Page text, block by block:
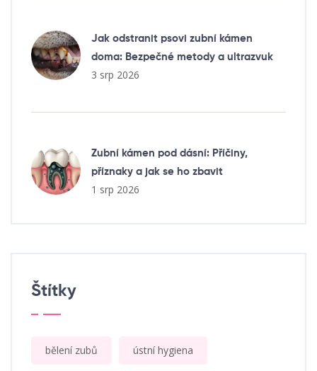
Jak odstranit psovi zubní kámen
doma: Bezpečné metody a ultrazvuk
3 srp 2026
Zubní kámen pod dásní: Příčiny,
příznaky a jak se ho zbavit
1 srp 2026
Štítky
bělení zubů ústní hygiena